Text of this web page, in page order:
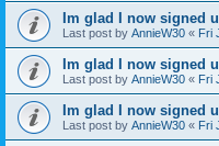
Im glad I now signed
Last post by AnnieW30 « Fri
Im glad I now signed
Last post by AnnieW30 « Fri
Im glad I now signed
Last post by AnnieW30 « Fri